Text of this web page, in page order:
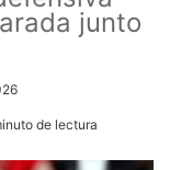
junto
de lectura